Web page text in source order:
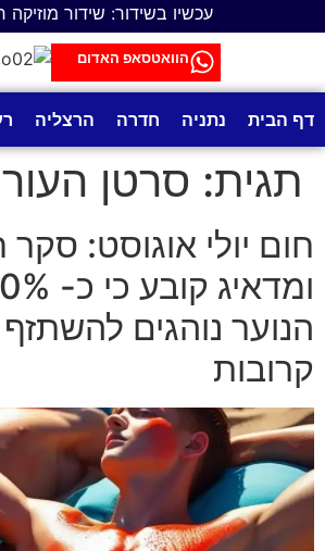
עכשיו בשידור: שידור מוזיקה
הוואטסאפ האדום
דף הבית נתניה חדרה הרצליה
תגית: סרטן העור
חום יולי אוגוסט:
הנוער נוהגים
קרובות